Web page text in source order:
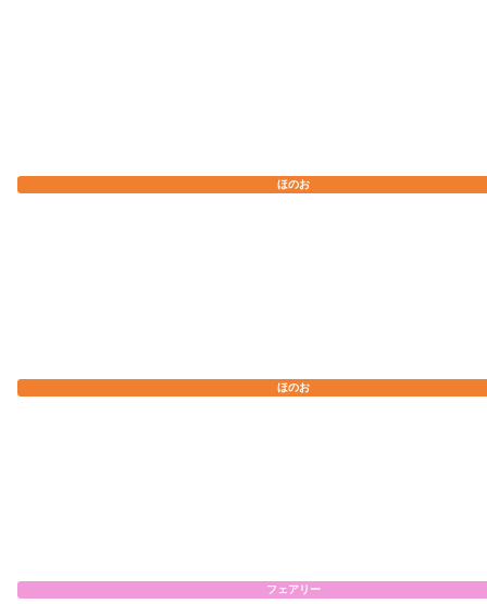
ほのお
ほのお
フェアリー